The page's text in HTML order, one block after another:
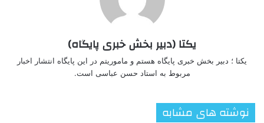
یکتا (دبیر بخش خبری پایگاه)
یکتا ؛ دبیر بخش خبری پایگاه هستم و ماموریتم در این پایگاه انتشار اخبار
مربوط به استاد حسن عباسی است.
نوشته های مشابه